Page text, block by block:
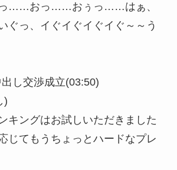
……おっ……おぅっ……はぁ、
っ、イぐイぐイぐイぐ～～う
出し交渉成立(03:50)
)
キングはお試しいただきました
じてもうちょっとハードなプレ